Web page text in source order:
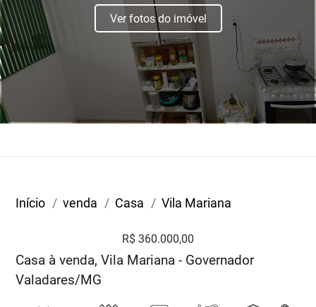
Ver fotos do imóvel
Início venda Casa Vila Mariana
R$ 360.000,00
Casa à venda, Vila Mariana - Governador
Valadares/MG